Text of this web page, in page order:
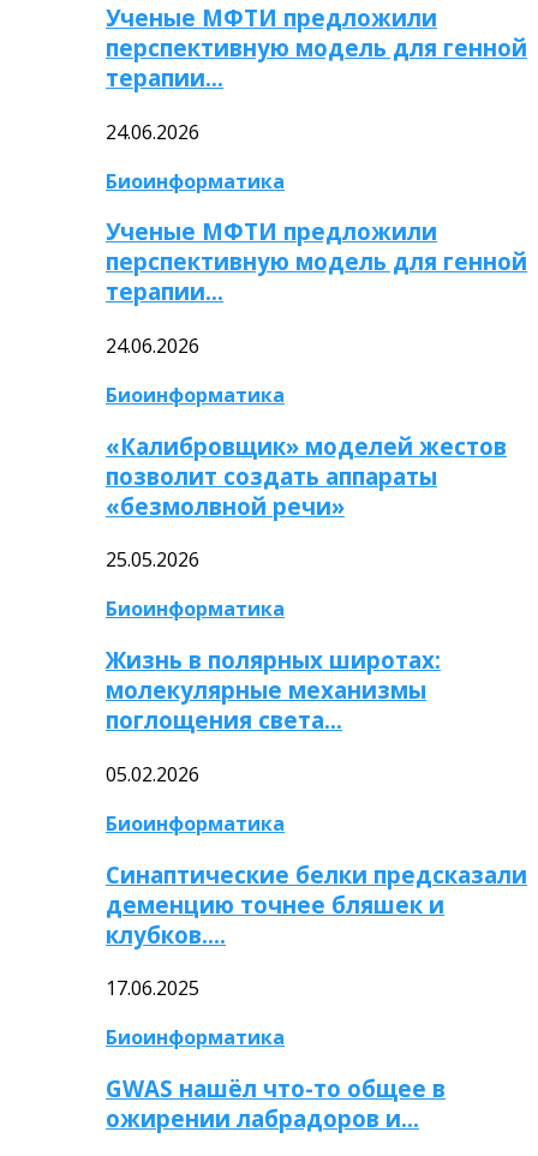
Ученые МФТИ предложили
перспективную модель для генной
терапии…
24.06.2026
Биоинформатика
Ученые МФТИ предложили
перспективную модель для генной
терапии…
24.06.2026
Биоинформатика
«Калибровщик» моделей жестов
позволит создать аппараты
«безмолвной речи»
25.05.2026
Биоинформатика
Жизнь в полярных широтах:
молекулярные механизмы
поглощения света…
05.02.2026
Биоинформатика
Синаптические белки предсказали
деменцию точнее бляшек и
клубков….
17.06.2025
Биоинформатика
GWAS нашёл что-то общее в
ожирении лабрадоров и…